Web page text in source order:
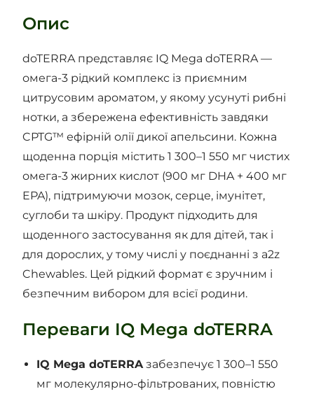
Опис
doTERRA представляє IQ Mega doTERRA —
омега-3 рідкий комплекс із приємним
цитрусовим ароматом, у якому усунуті рибні
нотки, а збережена ефективність завдяки
CPTG™ ефірній олії дикої апельсини. Кожна
щоденна порція містить 1 300–1 550 мг чистих
омега-3 жирних кислот (900 мг DHA + 400 мг
EPA), підтримуючи мозок, серце, імунітет,
суглоби та шкіру. Продукт підходить для
щоденного застосування як для дітей, так і
для дорослих, у тому числі у поєднанні з a2z
Chewables. Цей рідкий формат є зручним і
безпечним вибором для всієї родини.
Переваги IQ Mega doTERRA
IQ Mega doTERRAзабезпечує 1 300–1 550
мг молекулярно-фільтрованих, повністю